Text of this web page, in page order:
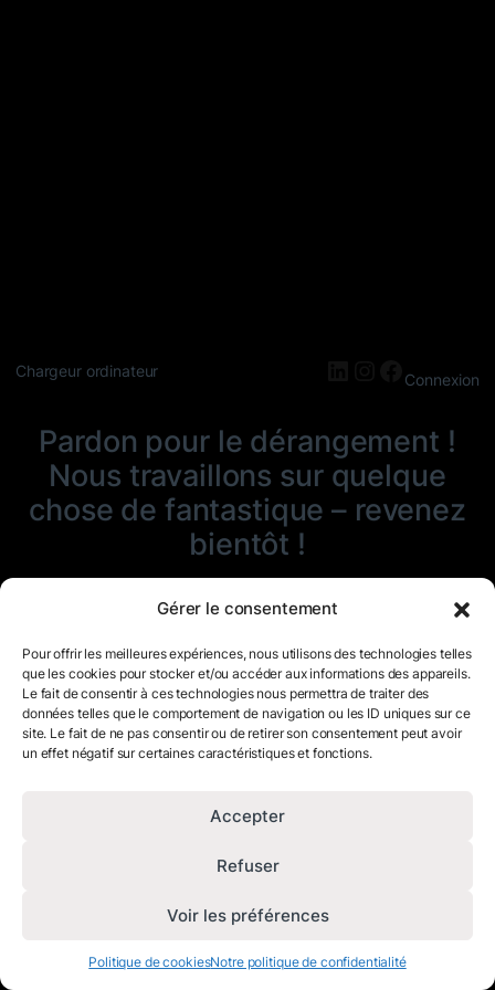
Gérer le consentement
Pour offrir les meilleures expériences, nous utilisons des technologies telles
que les cookies pour stocker et/ou accéder aux informations des appareils.
Le fait de consentir à ces technologies nous permettra de traiter des
données telles que le comportement de navigation ou les ID uniques sur ce
site. Le fait de ne pas consentir ou de retirer son consentement peut avoir
un effet négatif sur certaines caractéristiques et fonctions.
Accepter
Refuser
Voir les préférences
Politique de cookiesNotre politique de confidentialité
Chargeur ordinateur LinkedIn
Instagram
Connexion
Pardon pour le dérangement !
Nous travaillons sur quelque
chose de fantastique – revenez
bientôt !